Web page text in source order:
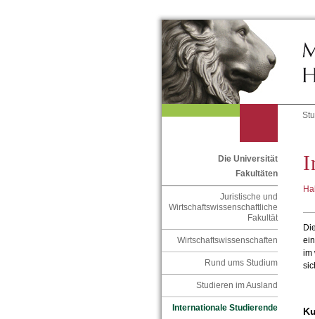
Die Universität
Fakultäten
Juristische und
Wirtschaftswissenschaftliche
Fakultät
Wirtschaftswissenschaften
Rund ums Studium
Studieren im Ausland
Internationale Studierende
im